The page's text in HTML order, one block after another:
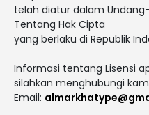
telah diatur dalam
Tentang Hak Cipta
yang berlaku di Republik
Informasi tentang Lisensi
silahkan menghubungi
Email: